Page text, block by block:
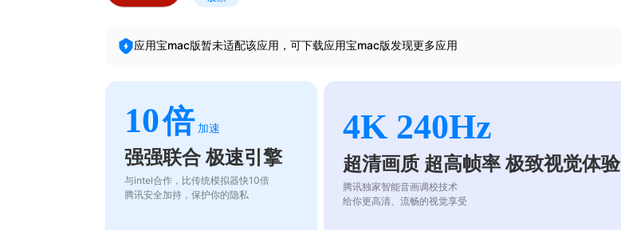
应用宝mac版暂未适配该应用，可下载应用宝mac版发现更多应用
10倍 加速
强强联合 极速引擎
与intel合作，比传统模拟器快10倍
腾讯安全加持，保护你的隐私
4K 240Hz
超清画质 超高帧率 极致视觉体验
腾讯独家智能音画调校技术
给你更高清、流畅的视觉享受